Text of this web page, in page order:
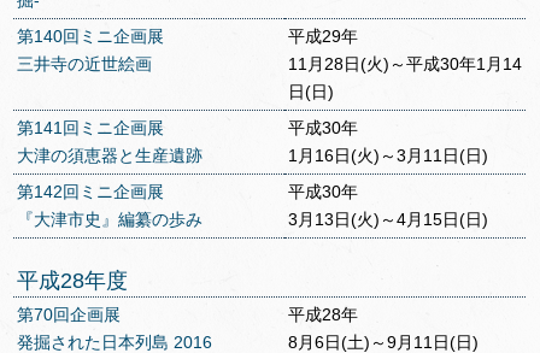
第140回ミニ企画展
三井寺の近世絵画
平成29年
11月28日(火)～平成30年1月14
日(日)
第141回ミニ企画展
大津の須恵器と生産遺跡
平成30年
1月16日(火)～3月11日(日)
第142回ミニ企画展
『大津市史』編纂の歩み
平成30年
3月13日(火)～4月15日(日)
平成28年度
第70回企画展
発掘された日本列島 2016
平成28年
8月6日(土)～9月11日(日)